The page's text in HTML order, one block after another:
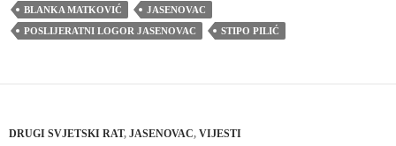
BLANKA MATKOVIĆ
JASENOVAC
POSLIJERATNI LOGOR JASENOVAC
STIPO PILIĆ
DRUGI SVJETSKI RAT, JASENOVAC, VIJESTI